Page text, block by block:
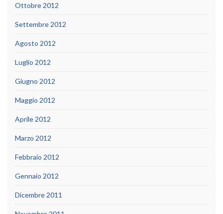
Ottobre 2012
Settembre 2012
Agosto 2012
Luglio 2012
Giugno 2012
Maggio 2012
Aprile 2012
Marzo 2012
Febbraio 2012
Gennaio 2012
Dicembre 2011